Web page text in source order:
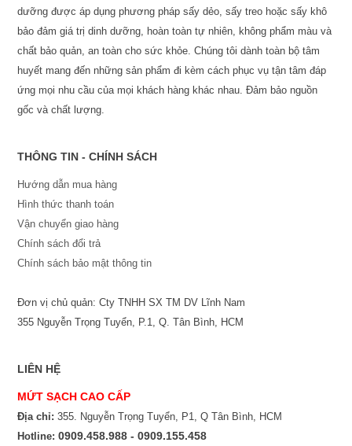
dưỡng được áp dụng phương pháp sấy dẻo, sấy treo hoặc sấy khô
bảo đảm giá trị dinh dưỡng, hoàn toàn tự nhiên, không phẩm màu và
chất bảo quản, an toàn cho sức khỏe. Chúng tôi dành toàn bộ tâm
huyết mang đến những sản phẩm đi kèm cách phục vụ tận tâm đáp
ứng mọi nhu cầu của mọi khách hàng khác nhau. Đảm bảo nguồn
gốc và chất lượng.
THÔNG TIN - CHÍNH SÁCH
Hướng dẫn mua hàng
Hình thức thanh toán
Vận chuyển giao hàng
Chính sách đổi trả
Chính sách bảo mật thông tin
Đơn vị chủ quản: Cty TNHH SX TM DV Lĩnh Nam
355 Nguyễn Trọng Tuyển, P.1, Q. Tân Bình, HCM
LIÊN HỆ
MỨT SẠCH CAO CẤP
Địa chỉ: 355. Nguyễn Trọng Tuyển, P1, Q Tân Bình, HCM
Hotline: 0909.458.988 - 0909.155.458